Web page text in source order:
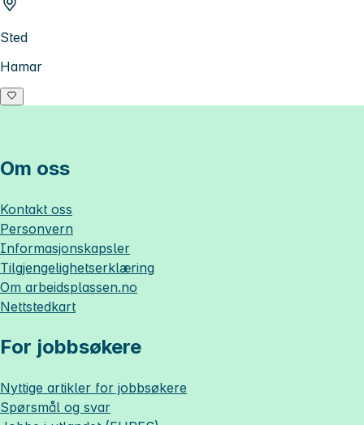
Sted
Hamar
Om oss
Kontakt oss
Personvern
Informasjonskapsler
Tilgjengelighetserklæring
Om arbeidsplassen.no
Nettstedkart
For jobbsøkere
Nyttige artikler for jobbsøkere
Spørsmål og svar